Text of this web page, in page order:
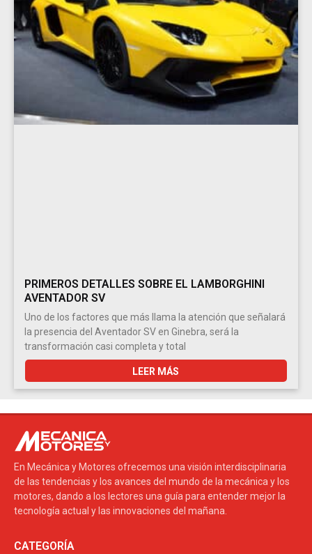
PRIMEROS DETALLES SOBRE EL LAMBORGHINI
AVENTADOR SV
Uno de los factores que más llama la atención que señalará
la presencia del Aventador SV en Ginebra, será la
transformación casi completa y total
LEER MÁS
En Mecánica y Motores ofrecemos una visión interdisciplinaria
de las tendencias y los avances del mundo de la mecánica y los
motores, dando a los lectores una guía para entender mejor la
tecnología actual y las innovaciones del mañana.
CATEGORÍA